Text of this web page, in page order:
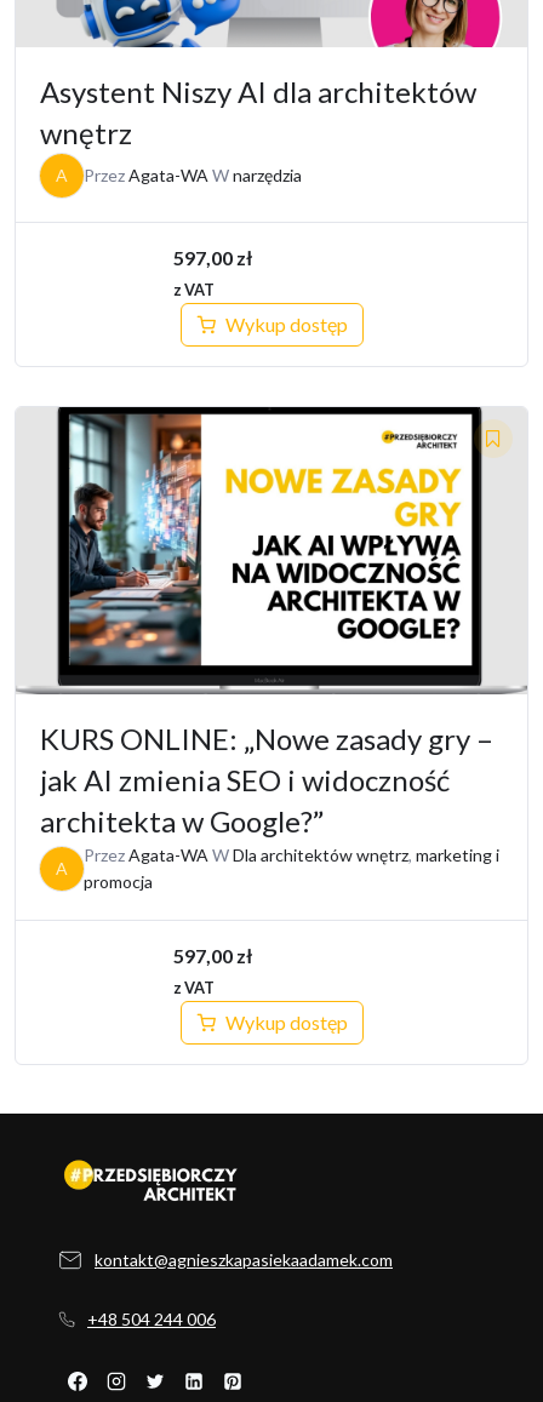
Asystent Niszy AI dla architektów
wnętrz
A PrzezAgata-WA Wnarzędzia
597,00 zł
z VAT
Wykup dostęp
KURS ONLINE: „Nowe zasady gry –
jak AI zmienia SEO i widoczność
architekta w Google?”
A
PrzezAgata-WA WDla architektów wnętrz, marketing i
promocja
597,00 zł
z VAT
Wykup dostęp
kontakt@agnieszkapasiekaadamek.com
+48 504 244 006